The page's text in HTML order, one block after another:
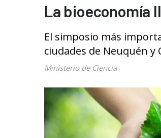
La bioeconomía
El simposio más
ciudades de Neuquén y
Ministerio de Ciencia